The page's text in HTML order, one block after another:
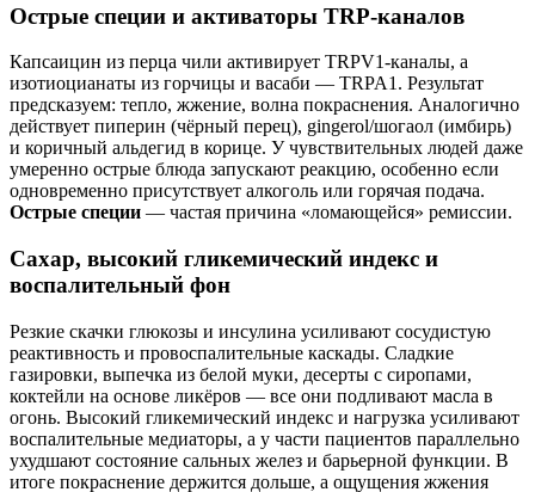
Острые специи и активаторы TRP‑каналов
Капсаицин из перца чили активирует TRPV1‑каналы, а
изотиоцианаты из горчицы и васаби — TRPA1. Результат
предсказуем: тепло, жжение, волна покраснения. Аналогично
действует пиперин (чёрный перец), gingerol/шогаол (имбирь)
и коричный альдегид в корице. У чувствительных людей даже
умеренно острые блюда запускают реакцию, особенно если
одновременно присутствует алкоголь или горячая подача.
Острые специи — частая причина «ломающейся» ремиссии.
Сахар, высокий гликемический индекс и
воспалительный фон
Резкие скачки глюкозы и инсулина усиливают сосудистую
реактивность и провоспалительные каскады. Сладкие
газировки, выпечка из белой муки, десерты с сиропами,
коктейли на основе ликёров — все они подливают масла в
огонь. Высокий гликемический индекс и нагрузка усиливают
воспалительные медиаторы, а у части пациентов параллельно
ухудшают состояние сальных желез и барьерной функции. В
итоге покраснение держится дольше, а ощущения жжения